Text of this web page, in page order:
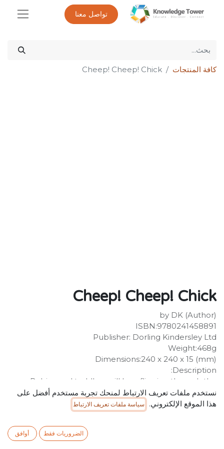
تواصل معنا
كافة المنتجات Cheep! Cheep! Chick
Cheep! Cheep! Chick
by DK (Author)
ISBN:9780241458891
Publisher: Dorling Kindersley Ltd
Weight:468g
Dimensions:240 x 240 x 15 (mm)
Description:
Babies and toddlers will love flipping through the
pages of this sturdy board book about a super cute,
very musical chick called Roxie. Inside the pages of this
entertaining children's book, you'll discover: - A
delightful, read-aloud rhyming story that encourages
early learning and language development- "Can you
نستخدم ملفات تعريف الارتباط لمنحك تجربة مستخدم أفضل على
هذا الموقع الإلكتروني.
سياسة ملفات تعريف الارتباط
الضروريات فقط أوافق